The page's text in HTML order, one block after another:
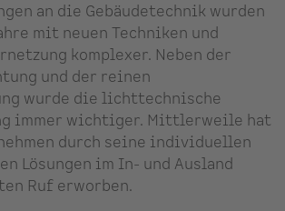
an die Gebäudetechnik wurden
mit neuen Techniken und
komplexer. Neben der
und der reinen
wurde die lichttechnische
immer wichtiger. Mittlerweile hat
durch seine individuellen
Lösungen im In- und Ausland
Ruf erworben.